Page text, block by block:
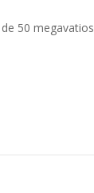
50 megavatios